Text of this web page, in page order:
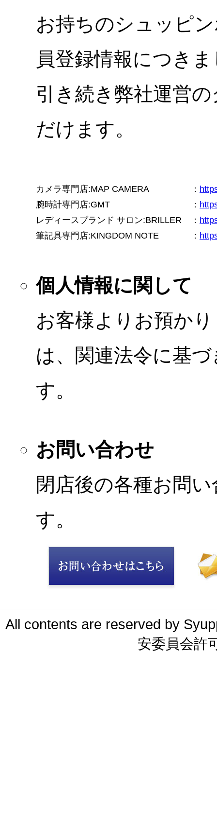
お持ちのシュッピ
員登録情報につき
引き続き弊社運営
だけます。
カメラ専門店:MAP CAMERA ：
腕時計専門店:GMT
：
レディースブランド サロン:BRILLER
：
筆記具専門店:KINGDOM NOTE
：
個人情報に関して
お客様よりお預か
は、関連法令に基
す。
お問い合わせ
閉店後の各種お問
す。
All contents are reserved by
安委員会許